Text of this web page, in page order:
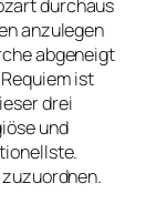
durchaus
anzulegen
abgeneigt
ist
drei
und